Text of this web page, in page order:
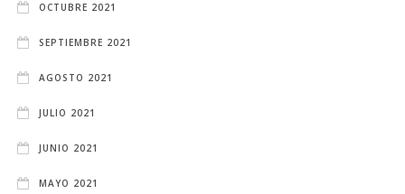
OCTUBRE 2021
SEPTIEMBRE 2021
AGOSTO 2021
JULIO 2021
JUNIO 2021
MAYO 2021